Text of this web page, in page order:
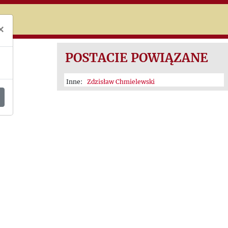
POSTACIE POWIĄZANE
Inne: Zdzisław Chmielewski